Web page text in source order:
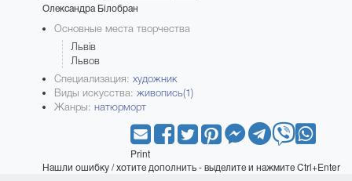
Олександра Білобран
Основные места творчества
Львів
Львов
Специализация: художник
Виды искусства: живопись(1)
Жанры: натюрморт
Print
Нашли ошибку / хотите дополнить - выделите и нажмите Ctrl+Enter